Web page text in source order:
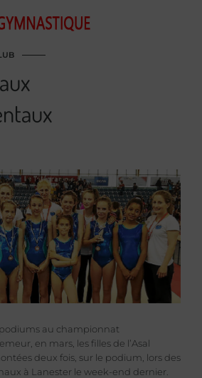
au championnat
en mars, les filles de l’Asal
deux fois, sur le podium, lors des
à Lanester le week-end dernier.